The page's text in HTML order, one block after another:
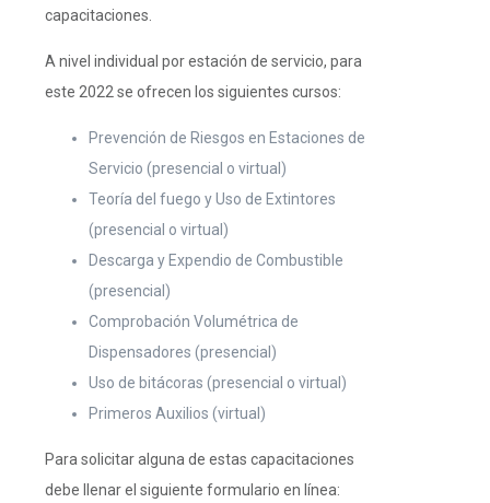
capacitaciones.
A nivel individual por estación de servicio, para
este 2022 se ofrecen los siguientes cursos:
Prevención de Riesgos en Estaciones de
Servicio (presencial o virtual)
Teoría del fuego y Uso de Extintores
(presencial o virtual)
Descarga y Expendio de Combustible
(presencial)
Comprobación Volumétrica de
Dispensadores (presencial)
Uso de bitácoras (presencial o virtual)
Primeros Auxilios (virtual)
Para solicitar alguna de estas capacitaciones
debe llenar el siguiente formulario en línea: